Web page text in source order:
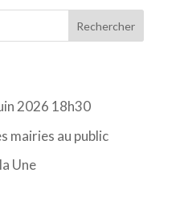
Rechercher
2026 18h30
mairies au public
Une